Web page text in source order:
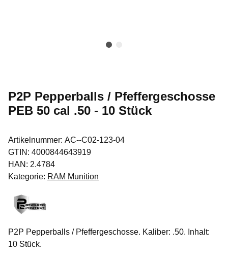
P2P Pepperballs / Pfeffergeschosse
PEB 50 cal .50 - 10 Stück
Artikelnummer: AC--C02-123-04
GTIN: 4000844643919
HAN: 2.4784
Kategorie: RAM Munition
P2P Pepperballs / Pfeffergeschosse. Kaliber: .50. Inhalt:
10 Stück.